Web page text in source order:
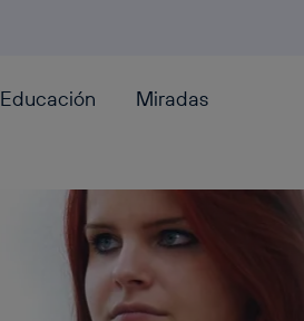
Educación
Miradas